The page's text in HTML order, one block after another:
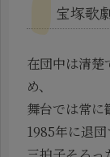
宝塚歌
在団中は清楚
め、
舞台では常に
1985年に退